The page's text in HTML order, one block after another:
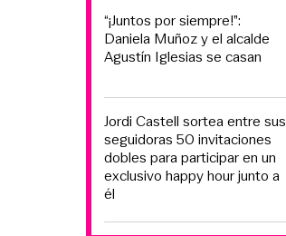
“¡Juntos por siempre!”:
Daniela Muñoz y el alcalde
Agustín Iglesias se casan
Jordi Castell sortea entre sus
seguidoras 50 invitaciones
dobles para participar en un
exclusivo happy hour junto a
él